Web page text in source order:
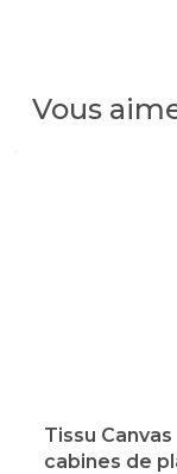
Vous
Tissu Canvas
cabines de